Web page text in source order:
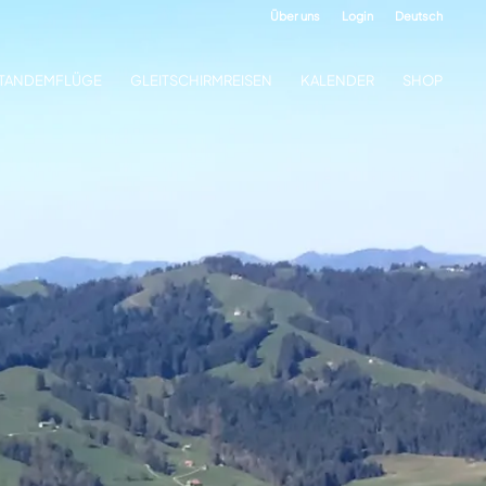
Über uns Login Deutsch
GLEITSCHIRMREISEN KALENDER SHOP